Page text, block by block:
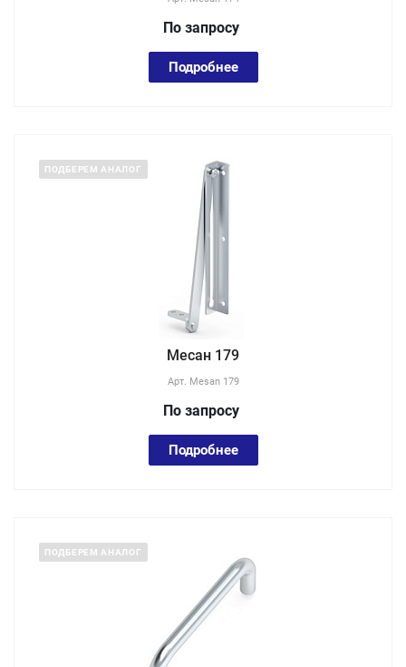
По запросу
Подробнее
ПОДБЕРЕМ АНАЛОГ
Месан 179
Арт. Mesan 179
По запросу
Подробнее
ПОДБЕРЕМ АНАЛОГ